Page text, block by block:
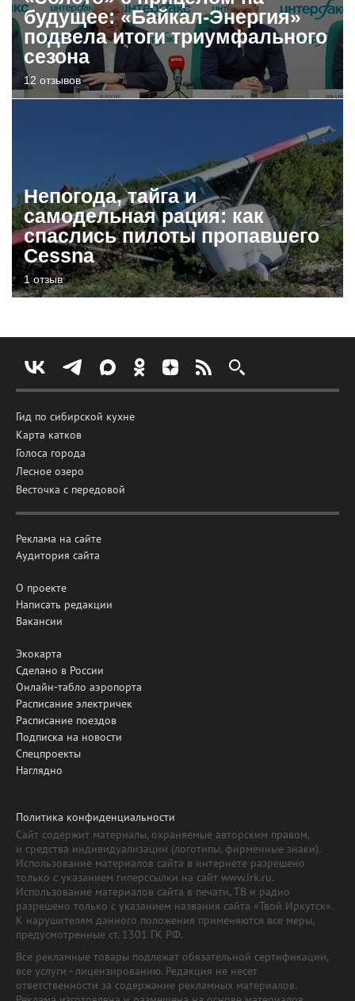
будущее: «Байкал-Энергия»
подвела итоги триумфального
сезона
12 отзывов
Непогода, тайга и
самодельная рация: как
спаслись пилоты пропавшего
Cessna
1 отзыв
Гид по сибирской кухне
Карта катков
Голоса города
Лесное озеро
Весточка с передовой
Реклама на сайте
Аудитория сайта
О проекте
Написать редакции
Вакансии
Экокарта
Сделано в России
Онлайн-табло аэропорта
Расписание электричек
Расписание поездов
Подписка на новости
Спецпроекты
Наглядно
Политика конфиденциальности
Сайт содержит материалы, охраняемые авторским правом,
и средства индивидуализации (логотипы, фирменные знаки).
Использование материалов сайта в интернете разрешено
только с указанием гиперссылки на сайт www.irk.ru.
Использование материалов сайта в печати, ТВ и радио
разрешено только с указанием названия сайта «Твой Иркутск».
К нарушителям данного положения применяются все меры,
предусмотренные ст. 1301 ГК РФ.
Все рекламные товары подлежат обязательной сертификации,
все услуги - лицензированию. Редакция не несет
ответственности за содержание рекламных материалов.